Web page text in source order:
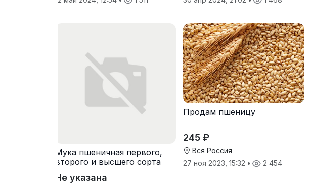
Мука пшеничная первого,
второго и высшего сорта
Не указана
Продам пшеницу
245 ₽
Вся Россия
27 ноя 2023, 15:32 • 2 454